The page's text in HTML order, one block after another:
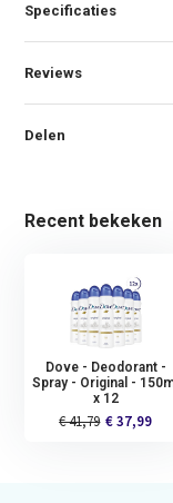
Specificaties
Reviews
Delen
Recent bekeken
Dove - Deodorant -
Spray - Original -
x 12
€ 41,79 € 37,99